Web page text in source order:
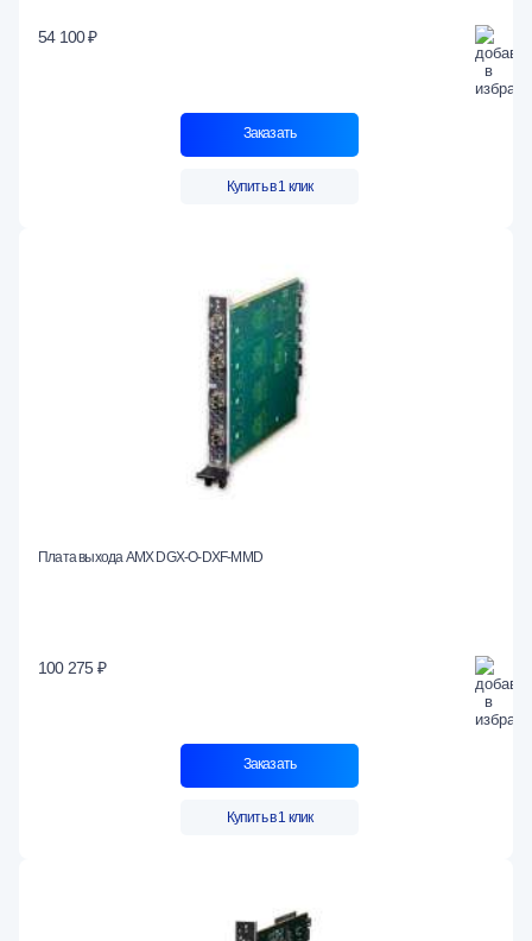
54 100 ₽
Заказать
Купить в 1 клик
Плата выхода AMX DGX-O-DXF-MMD
100 275 ₽
Заказать
Купить в 1 клик